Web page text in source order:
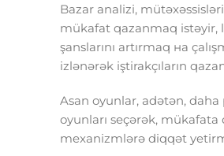
Bazar analizi,
mükafat qazanmaq istəyir,
şanslarını artırmaq на
izlənərək iştirakçıların
Asan oyunlar, adətən,
oyunları seçərək, mükafata
mexanizmlərə diqqət